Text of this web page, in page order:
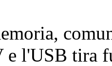
e l'USB tira